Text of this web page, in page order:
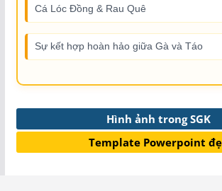
Cá Lóc Đồng & Rau Quê
Sự kết hợp hoàn hảo giữa Gà và Táo
Hình ảnh trong SGK
Template Powerpoint